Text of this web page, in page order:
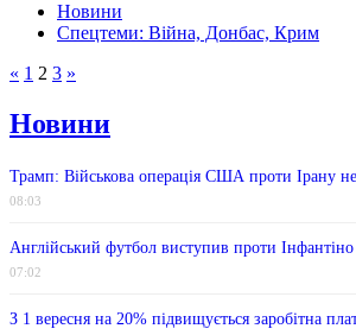
Новини
Спецтеми: Війна, Донбас, Крим
« 1 2 3 »
Новини
Трамп: Військова операція США проти Ірану
08:03
Англійський футбол виступив проти Інфантіно
07:02
З 1 вересня на 20% підвищується заробітна